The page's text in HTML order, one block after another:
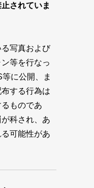
されていま
写真および
等を行なっ
に公開、ま
する行為は
ものであ
科され、あ
可能性があ